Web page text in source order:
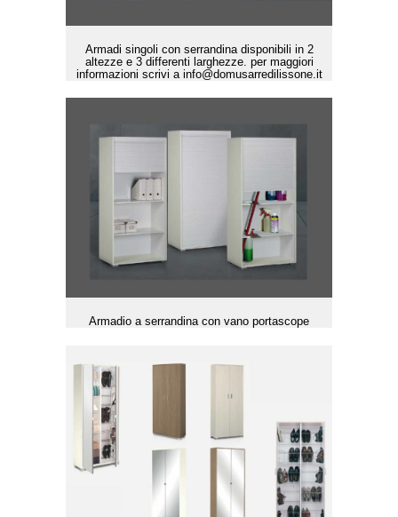
Armadi singoli con serrandina disponibili in 2
altezze e 3 differenti larghezze. per maggiori
informazioni scrivi a info@domusarredilissone.it
Armadio a serrandina con vano portascope